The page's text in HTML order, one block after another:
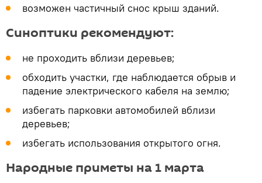
возможен частичный снос крыш зданий.
Синоптики рекомендуют:
не проходить вблизи деревьев;
обходить участки, где наблюдается обрыв и
падение электрического кабеля на землю;
избегать парковки автомобилей вблизи
деревьев;
избегать использования открытого огня.
Народные приметы на 1 марта